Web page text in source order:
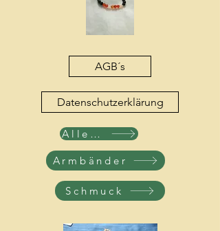
AGB´s
Datenschutzerklärung
Alle Produkte
Armbänder
Schmuck